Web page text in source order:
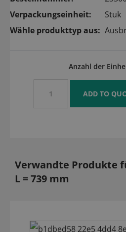
Verpackungseinheit:
Stuk
Wähle produkttyp aus:
Anzahl der
Verwandte Produkte
L = 739 mm